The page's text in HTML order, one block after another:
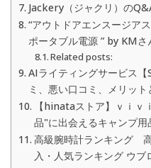
Jackery（ジャクリ）の
“アウトドアエンスージア
ポータブル電源 ” by KMさ
Related posts:
AIライティングサービス
ミ、悪い口コミ、メリッ
【hinataストア】ｖｉｖ
品"に出会えるキャンプ
高級腕時計ランキング
入・人気ランキング ウ